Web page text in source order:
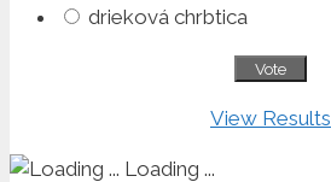
drieková chrbtica
View Results
Loading ...